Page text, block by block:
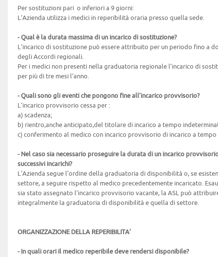
Per sostituzioni pari o inferiori a 9 giorni:
L’Azienda utilizza i medici in reperibilità oraria presso quella sede.
- Qual è la durata massima di un incarico di sostituzione?
L’incarico di sostituzione può essere attribuito per un periodo fino a
degli Accordi regionali.
Per i medici non presenti nella graduatoria regionale l’incarico di
per più di tre mesi l’anno.
- Quali sono gli eventi che pongono fine all’incarico provvisorio?
L’incarico provvisorio cessa per :
a) scadenza;
b) rientro,anche anticipato,del titolare di incarico a tempo
c) conferimento al medico con incarico provvisorio di incarico a
- Nel caso sia necessario proseguire la durata di un incarico
successivi incarichi?
L’Azienda segue l’ordine della graduatoria di disponibilità o, se
settore, a seguire rispetto al medico precedentemente incaricato.
sia stato assegnato l’incarico provvisorio vacante, la ASL può
integralmente la graduatoria di disponibilità e quella di settore.
ORGANIZZAZIONE DELLA REPERIBILITA’
- In quali orari il medico reperibile deve rendersi disponibile?